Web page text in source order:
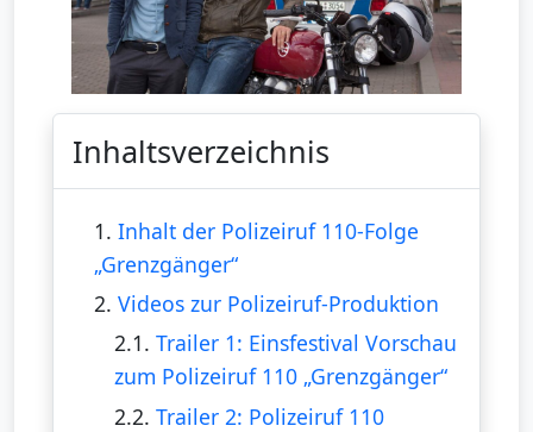
Inhaltsverzeichnis
1. Inhalt der Polizeiruf 110-Folge
„Grenzgänger“
2. Videos zur Polizeiruf-Produktion
2.1.Trailer 1: Einsfestival Vorschau
zum Polizeiruf 110 „Grenzgänger“
2.2.Trailer 2: Polizeiruf 110